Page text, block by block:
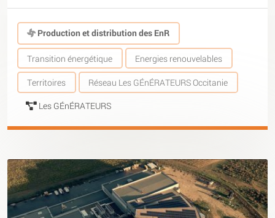
Production et distribution des EnR
Transition énergétique Energies renouvelables
Territoires Réseau Les GÉnÉRATEURS Occitanie
Les GÉnÉRATEURS